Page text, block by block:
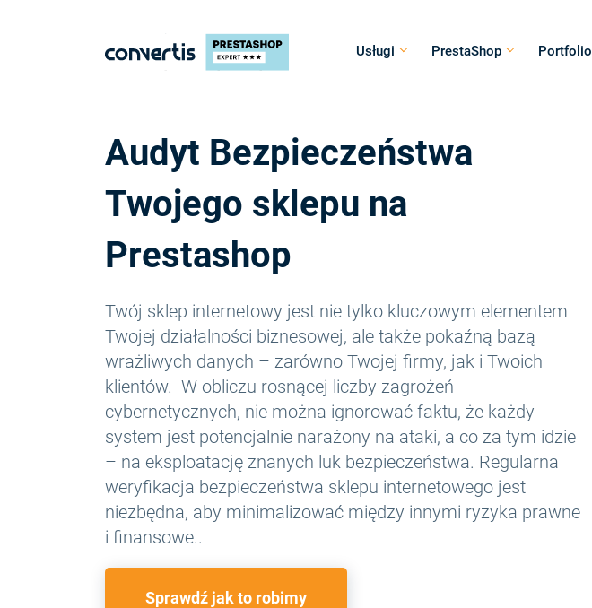
Usługi PrestaShop Portfolio
Audyt Bezpieczeństwa
Twojego sklepu na
Prestashop
Twój sklep internetowy jest nie tylko kluczowym elementem
Twojej działalności biznesowej, ale także pokaźną bazą
wrażliwych danych – zarówno Twojej firmy, jak i Twoich
klientów. W obliczu rosnącej liczby zagrożeń
cybernetycznych, nie można ignorować faktu, że każdy
system jest potencjalnie narażony na ataki, a co za tym idzie
– na eksploatację znanych luk bezpieczeństwa. Regularna
weryfikacja bezpieczeństwa sklepu internetowego jest
niezbędna, aby minimalizować między innymi ryzyka prawne
i finansowe..
Sprawdź jak to robimy